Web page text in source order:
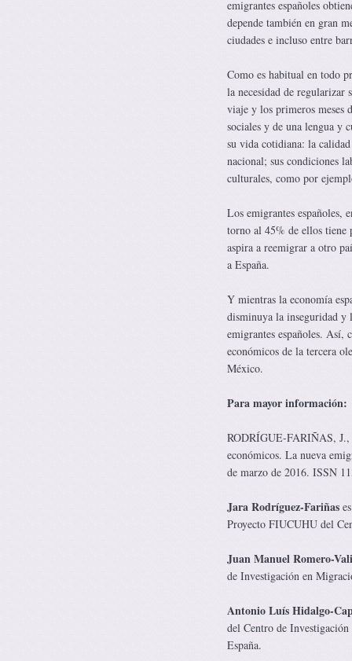
emigrantes españoles
depende también en gran
ciudades e incluso entre
Como es habitual en todo
la necesidad de regularizar
viaje y los primeros meses
sociales y de una lengua y
su vida cotidiana: la
nacional; sus condiciones
culturales, como por
Los emigrantes españoles,
torno al 45% de ellos tiene
aspira a reemigrar a otro
a España.
Y mientras la economía
disminuya la inseguridad y
emigrantes españoles. Así,
económicos de la tercera
México.
Para mayor información:
RODRÍGUE-FARIÑAS,
económicos. La nueva
de marzo de 2016. ISSN
Jara Rodríguez-Fariñas
Proyecto FIUCUHU del
Juan Manuel Romero-
de Investigación en
Antonio Luís Hidalgo-
del Centro de
España.